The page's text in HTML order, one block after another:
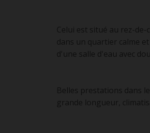
Celui est situé au rez-
dans un quartier calme
d'une salle d'eau avec
Belles prestations dans
grande longueur,